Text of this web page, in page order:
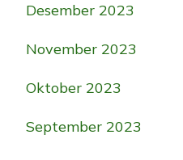
Desember 2023
November 2023
Oktober 2023
September 2023